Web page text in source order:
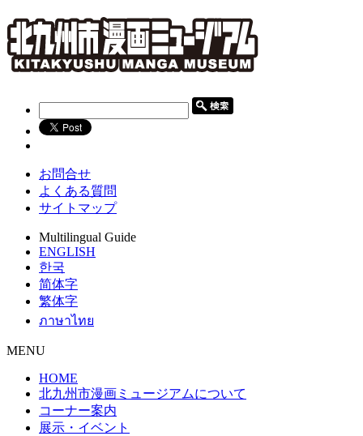
お問合せ
よくある質問
サイトマップ
Multilingual Guide
ENGLISH
한국
简体字
繁体字
ภาษาไทย
MENU
HOME
北九州市漫画ミュージアムについて
コーナー案内
展示・イベント